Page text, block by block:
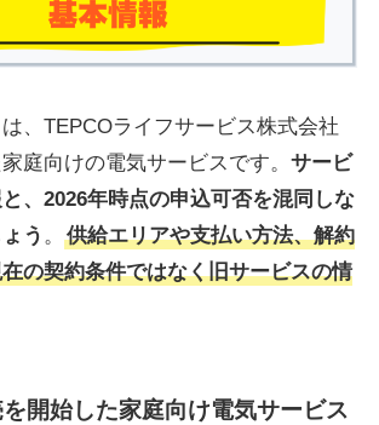
、TEPCOライフサービス株式会社
庭向けの電気サービスです。 サービ
、2026年時点の申込可否を混同しな
う 。
供給エリアや支払い方法、解約
の契約条件ではなく旧サービスの情
開始した家庭向け電気サービス